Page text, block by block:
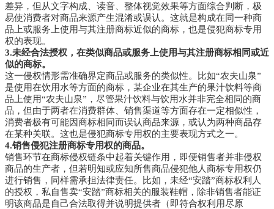
差异，但从文字构成、读音、整体视觉效果等方面综合判断，极
易使消费者对商品来源产生混淆或误认。这就是构成在同一种商
品上或服务上使用与其注册商标近似的商标，也是侵犯商标专用
权的表现。
3.未经合法授权，在类似商品或服务上使用与其注册商标相同或近
似的商标。
这一侵权情形需准确界定商品或服务的类似性。
比如“农夫山泉”
是使用在饮用水等方面的商标，某企业在其生产的果汁饮料等商
品上使用“农夫山泉”，尽管果汁饮料与饮用水并非完全相同的商
品，但由于两者在消费群体、销售渠道等方面存在一定相似性，
消费者极有可能因商标相同而误认商品来源，或认为两种商品存
在某种关联。这也是侵犯商标专用权的主要表现方式之一。
4.销售侵犯注册商标专用权的商品。
销售环节在商标侵权链条中起着关键作用，即便销售者并非侵权
商品的生产者，但若明知或应知所售商品侵犯他人商标专用权仍
进行销售，同样需承担法律责任。比如，未经“安踏”商标权利人
的授权，私自售卖“安踏”商标相关的服装鞋帽，除非销售者能证
明该商品是自己合法取得并说明提供者（即符合权利用尽原